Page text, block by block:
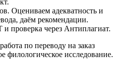
Оцениваем адекватность и
даём рекомендации.
проверка через Антиплагиат.
по переводу на заказ
филологическое исследование.